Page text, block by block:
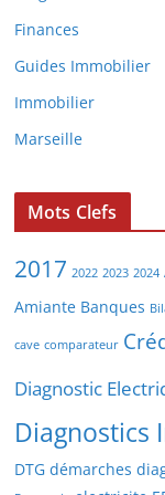
Finances
Guides Immobilier
Immobilier
Marseille
Mots Clefs
2017 2022 2023 2024
Amiante Banques
cave comparateur
Diagnostic
Diagnostics
DTG démarches